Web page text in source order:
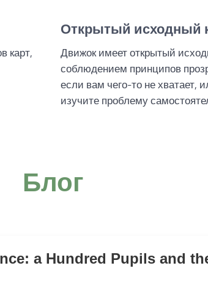
карт,
Открытый исходный
Движок имеет открытый
соблюдением принципов
если вам чего-то не хватает,
изучите проблему
Блог